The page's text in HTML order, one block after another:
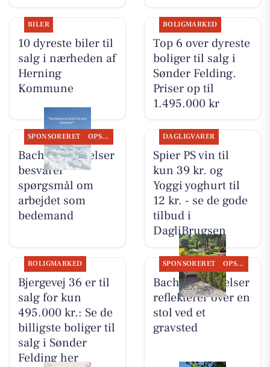
BILER
10 dyreste biler til
salg i nærheden af
Herning
Kommune
BOLIGMARKED
Top 6 over dyreste
boliger til salg i
Sønder Felding.
Priser op til
1.495.000 kr
SPONSORERET OPSLAGSTAVLEN
Bachs Begravelser
besvarer
spørgsmål om
arbejdet som
bedemand
DAGLIGVARER
Spier PS vin til
kun 39 kr. og
Yoggi yoghurt til
12 kr. - se de gode
tilbud i
DagliBrugsen
BOLIGMARKED
Bjergevej 36 er til
salg for kun
495.000 kr.: Se de
billigste boliger til
salg i Sønder
Felding her
SPONSORERET OPSLAGSTAVLEN
Bachs Begravelser
reflekterer over en
stol ved et
gravsted